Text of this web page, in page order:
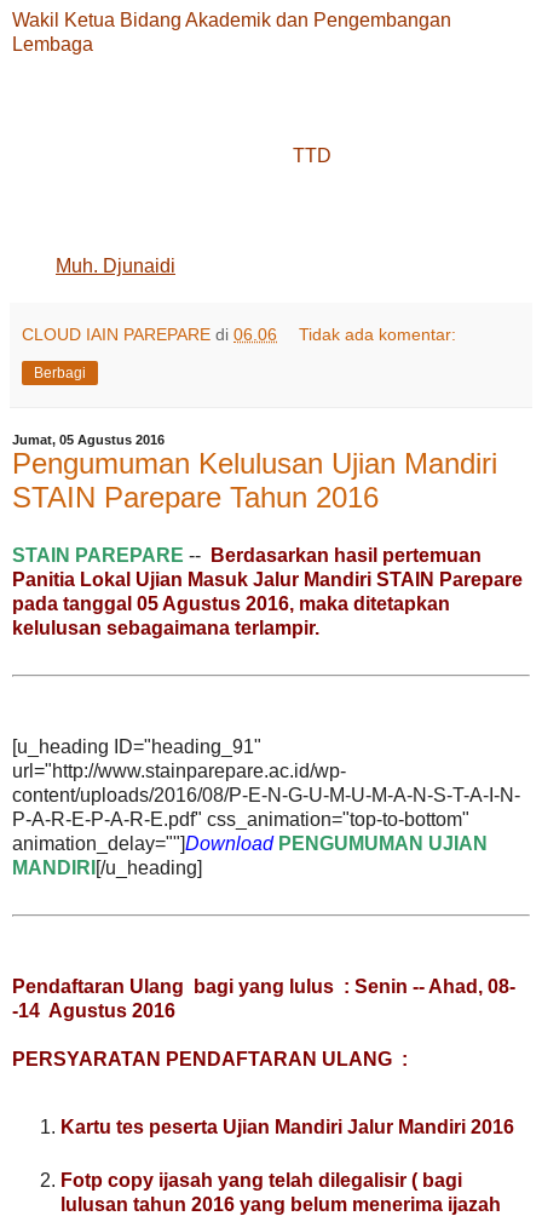
Wakil Ketua Bidang Akademik dan Pengembangan
Lembaga
TTD
Muh. Djunaidi
CLOUD IAIN PAREPARE di 06.06 Tidak ada komentar:
Berbagi
Jumat, 05 Agustus 2016
Pengumuman Kelulusan Ujian Mandiri
STAIN Parepare Tahun 2016
STAIN PAREPARE --
Berdasarkan hasil pertemuan
Panitia Lokal Ujian Masuk Jalur Mandiri STAIN Parepare
pada tanggal 05 Agustus 2016, maka ditetapkan
kelulusan sebagaimana terlampir.
[u_heading ID="heading_91"
url="http://www.stainparepare.ac.id/wp-
content/uploads/2016/08/P-E-N-G-U-M-U-M-A-N-S-T-A-I-N-
P-A-R-E-P-A-R-E.pdf" css_animation="top-to-bottom"
animation_delay=""]Download PENGUMUMAN UJIAN
MANDIRI [/u_heading]
Pendaftaran Ulang bagi yang lulus : Senin -- Ahad, 08-
-14 Agustus 2016
PERSYARATAN PENDAFTARAN ULANG :
Kartu tes peserta Ujian Mandiri Jalur Mandiri 2016
Fotp copy ijasah yang telah dilegalisir ( bagi
lulusan tahun 2016 yang belum menerima ijazah